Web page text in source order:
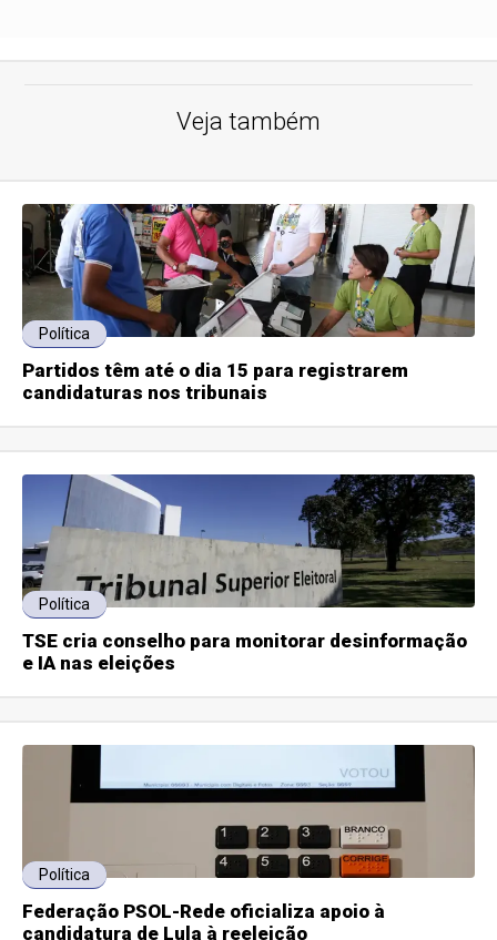
Veja também
Política
Partidos têm até o dia 15 para registrarem
candidaturas nos tribunais
Política
TSE cria conselho para monitorar desinformação
e IA nas eleições
Política
Federação PSOL-Rede oficializa apoio à
candidatura de Lula à reeleição